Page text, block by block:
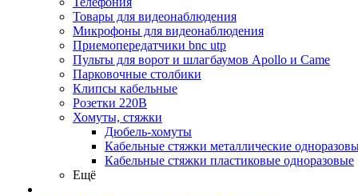
Товары для видеонаблюдения
Микрофоны для видеонаблюдения
Приемопередатчики bnc utp
Пульты для ворот и шлагбаумов Apollo и Came
Парковочные столбики
Клипсы кабельные
Розетки 220В
Хомуты, стяжки
Дюбель-хомуты
Кабельные стяжки металлические
Кабельные стяжки пластиковые одноразовые
Ещё